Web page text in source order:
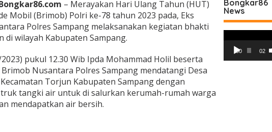
– Merayakan Hari Ulang Tahun (HUT)
Mobil (Brimob) Polri ke-78 tahun 2023 pada, Eks
Polres Sampang melaksanakan kegiatan bhakti
di wilayah Kabupaten Sampang.
pukul 12.30 Wib Ipda Mohammad Holil beserta
Nusantara Polres Sampang mendatangi Desa
Torjun Kabupaten Sampang dengan
truk tangki air untuk di salurkan kerumah-rumah warga
mendapatkan air bersih.
Bongkar86
News
Video
00:00 02:42